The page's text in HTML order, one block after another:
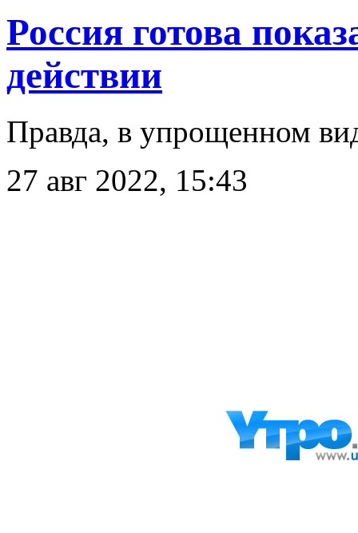
Россия готова
действии
Правда, в упрощенном
27 авг 2022, 15:43